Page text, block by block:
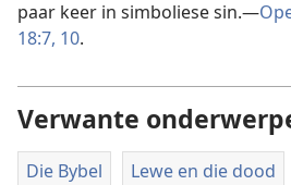
paar keer in simboliese sin.—
18:7, 10.
Verwante
Die Bybel Lewe en die dood